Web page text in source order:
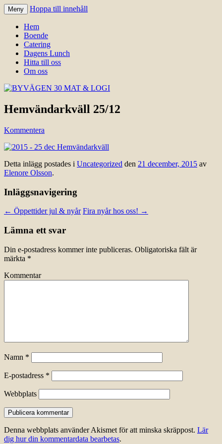
BYVÄGEN 30 MAT & LOGI
upplevelse hos oss.
Meny Hoppa till innehåll
Hem
Boende
Catering
Dagens Lunch
Hitta till oss
Om oss
Hemvändarkväll 25/12
Kommentera
Detta inlägg postades i Uncategorized den 21 december, 2015 av
Elenore Olsson.
Inläggsnavigering
← Öppettider jul & nyår Fira nyår hos oss! →
Lämna ett svar
Din e-postadress kommer inte publiceras. Obligatoriska fält är
märkta *
Kommentar
Namn *
E-postadress *
Webbplats
Denna webbplats använder Akismet för att minska skräppost. Lär
dig hur din kommentardata bearbetas.